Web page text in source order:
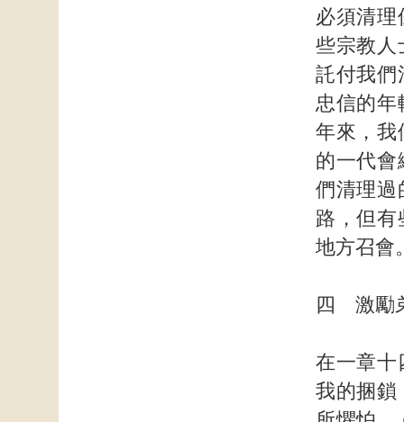
必須清理
些宗教人
託付我們
忠信的年
年來，我
的一代會
們清理過
路，但有
地方召會
四 激勵
在一章十
我的捆鎖